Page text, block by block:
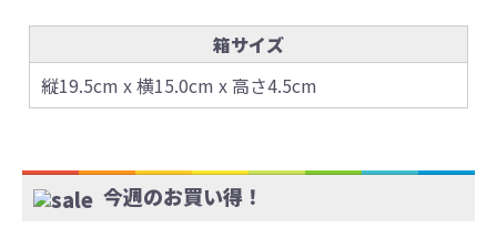
箱サイズ
縦19.5cm x 横15.0cm x 高さ4.5cm
今週のお買い得！